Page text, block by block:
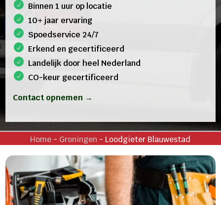
Binnen 1 uur op locatie
10+ jaar ervaring
Spoedservice 24/7
Erkend en gecertificeerd
Landelijk door heel Nederland
CO-keur gecertificeerd
Contact opnemen →
Home - Groningen - Loodgieter Blauwestad